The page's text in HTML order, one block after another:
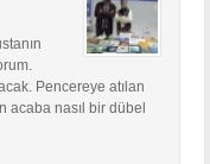
Pencereye atılan
acaba nasıl bir dübel